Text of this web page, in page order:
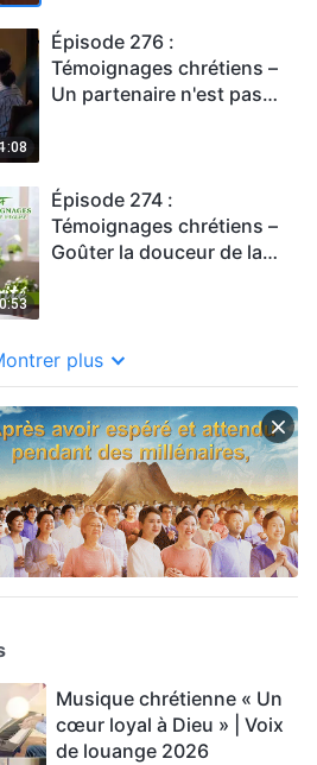
Épisode 276 :
Témoignages chrétiens –
Un partenaire n'est pas
Épisode 274 :
Témoignages chrétiens –
Goûter la douceur de la
plus
Musique chrétienne « Un
cœur loyal à Dieu » | Voix
de louange 2026